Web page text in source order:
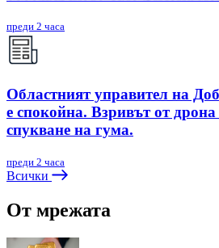
преди 2 часа
Областният управител на
е спокойна. Взривът от дрона
спукване на гума.
преди 2 часа
Всички
От мрежата